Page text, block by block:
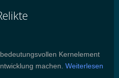
Kernelement
machen. Weiterlesen